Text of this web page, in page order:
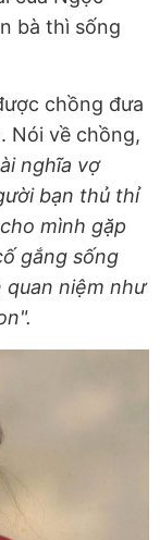
bà thì sống
chồng đưa
Nói về chồng,
nghĩa vợ
bạn thủ thỉ
mình gặp
gắng sống
quan niệm như